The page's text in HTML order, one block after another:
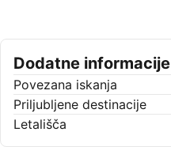
Dodatne informacije
Povezana iskanja
Priljubljene destinacije
Letališča